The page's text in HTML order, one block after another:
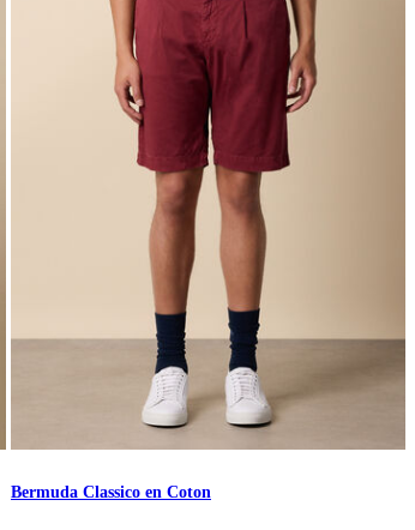
Bermuda Classico en Coton